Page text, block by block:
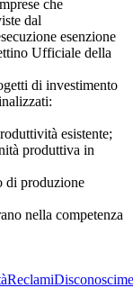
che
dal
esenzione
Ufficiale della
di investimento
esistente;
produttiva in
di produzione
nella competenza
Reclami